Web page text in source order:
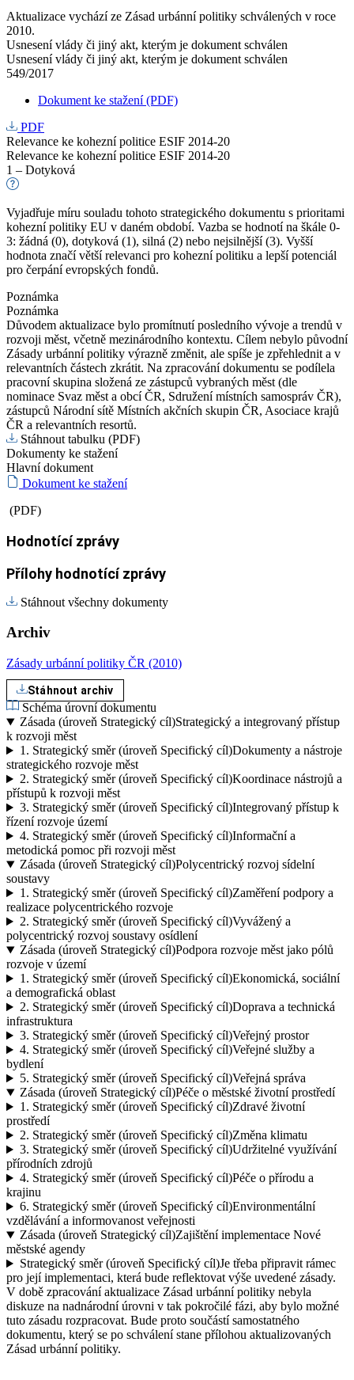
Aktualizace vychází ze Zásad urbánní politiky schválených v roce
2010.
Usnesení vlády či jiný akt, kterým je dokument schválen
Usnesení vlády či jiný akt, kterým je dokument schválen
549/2017
Dokument ke stažení (PDF)
PDF
Relevance ke kohezní politice ESIF 2014-20
Relevance ke kohezní politice ESIF 2014-20
1 – Dotyková
Vyjadřuje míru souladu tohoto strategického dokumentu s prioritami
kohezní politiky EU v daném období. Vazba se hodnotí na škále 0-
3: žádná (0), dotyková (1), silná (2) nebo nejsilnější (3). Vyšší
hodnota značí větší relevanci pro kohezní politiku a lepší potenciál
pro čerpání evropských fondů.
Poznámka
Poznámka
Důvodem aktualizace bylo promítnutí posledního vývoje a trendů v
rozvoji měst, včetně mezinárodního kontextu. Cílem nebylo původní
Zásady urbánní politiky výrazně změnit, ale spíše je zpřehlednit a v
relevantních částech zkrátit. Na zpracování dokumentu se podílela
pracovní skupina složená ze zástupců vybraných měst (dle
nominace Svaz měst a obcí ČR, Sdružení místních samospráv ČR),
zástupců Národní sítě Místních akčních skupin ČR, Asociace krajů
ČR a relevantních resortů.
Stáhnout tabulku (PDF)
Dokumenty ke stažení
Hlavní dokument
Dokument ke stažení
(PDF)
Hodnotící zprávy
Přílohy hodnotící zprávy
Stáhnout všechny dokumenty
Archiv
Zásady urbánní politiky ČR (2010)
Stáhnout archiv
Schéma úrovní dokumentu
Zásada (úroveň Strategický cíl)Strategický a integrovaný přístup
k rozvoji měst
1. Strategický směr (úroveň Specifický cíl)Dokumenty a nástroje
strategického rozvoje měst
2. Strategický směr (úroveň Specifický cíl)Koordinace nástrojů a
přístupů k rozvoji měst
3. Strategický směr (úroveň Specifický cíl)Integrovaný přístup k
řízení rozvoje území
4. Strategický směr (úroveň Specifický cíl)Informační a
metodická pomoc při rozvoji měst
Zásada (úroveň Strategický cíl)Polycentrický rozvoj sídelní
soustavy
1. Strategický směr (úroveň Specifický cíl)Zaměření podpory a
realizace polycentrického rozvoje
2. Strategický směr (úroveň Specifický cíl)Vyvážený a
polycentrický rozvoj soustavy osídlení
Zásada (úroveň Strategický cíl)Podpora rozvoje měst jako pólů
rozvoje v území
1. Strategický směr (úroveň Specifický cíl)Ekonomická, sociální
a demografická oblast
2. Strategický směr (úroveň Specifický cíl)Doprava a technická
infrastruktura
3. Strategický směr (úroveň Specifický cíl)Veřejný prostor
4. Strategický směr (úroveň Specifický cíl)Veřejné služby a
bydlení
5. Strategický směr (úroveň Specifický cíl)Veřejná správa
Zásada (úroveň Strategický cíl)Péče o městské životní prostředí
1. Strategický směr (úroveň Specifický cíl)Zdravé životní
prostředí
2. Strategický směr (úroveň Specifický cíl)Změna klimatu
3. Strategický směr (úroveň Specifický cíl)Udržitelné využívání
přírodních zdrojů
4. Strategický směr (úroveň Specifický cíl)Péče o přírodu a
krajinu
6. Strategický směr (úroveň Specifický cíl)Environmentální
vzdělávání a informovanost veřejnosti
Zásada (úroveň Strategický cíl)Zajištění implementace Nové
městské agendy
Strategický směr (úroveň Specifický cíl)Je třeba připravit rámec
pro její implementaci, která bude reflektovat výše uvedené zásady.
V době zpracování aktualizace Zásad urbánní politiky nebyla
diskuze na nadnárodní úrovni v tak pokročilé fázi, aby bylo možné
tuto zásadu rozpracovat. Bude proto součástí samostatného
dokumentu, který se po schválení stane přílohou aktualizovaných
Zásad urbánní politiky.